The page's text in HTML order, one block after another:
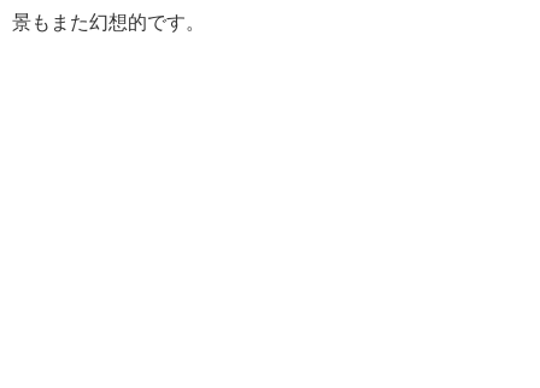
景もまた幻想的です。